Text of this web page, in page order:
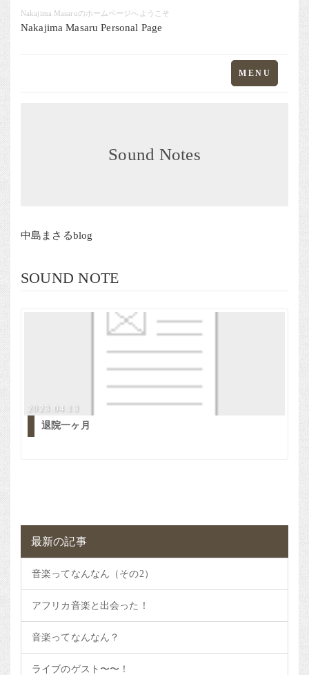
Nakajima Masaruのホームページへようこそ
Nakajima Masaru Personal Page
Toggle
navigation
MENU
Sound Notes
中島まさるblog
SOUND NOTE
2023.04.13
退院一ヶ月
最新の記事
音楽ってなんなん（その2）
アフリカ音楽と出会った！
音楽ってなんなん？
ライブのゲスト〜〜！